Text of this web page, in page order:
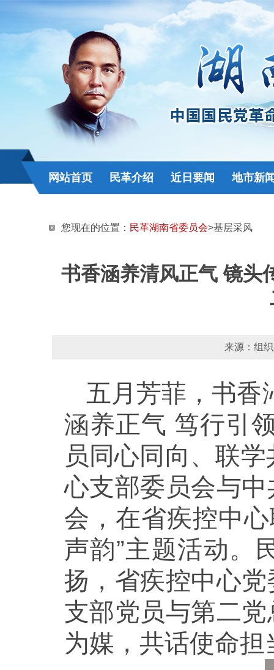
网站首页 民革介绍 近日要闻 地市新
您现在的位置： 民革湖南省委员会>基层采风
书香涵养清风正气 镜
来源：组
五月芳菲，书香
涵养正气 笃行引
员同心同向、联
心支部委员会与
会，在省疾控中
声韵”主题活动。
扬，省疾控中心
支部党员与第二
为媒，共话使命